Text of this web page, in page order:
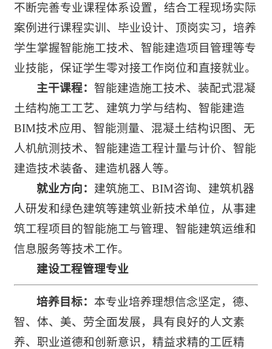
不断完善专业课程体系设置，结合工程现场实际
案例进行课程实训、毕业设计、顶岗实习，培养
学生掌握智能施工技术、智能建造项目管理等专
业技能，保证学生零对接工作岗位和直接就业。
主干课程： 智能建造施工技术、装配式混凝
土结构施工工艺、建筑力学与结构、智能建造
BIM技术应用、智能测量、混凝土结构识图、无
人机航测技术、智能建造工程计量与计价、智能
建造技术装备、建造机器人等。
就业方向： 建筑施工、BIM咨询、建筑机器
人研发和绿色建筑等建筑业新技术单位，从事建
筑工程项目的智能施工与管理、智能建筑运维和
信息服务等技术工作。
建设工程管理专业
培养目标： 本专业培养理想信念坚定，德、
智、体、美、劳全面发展，具有良好的人文素
养、职业道德和创新意识，精益求精的工匠精